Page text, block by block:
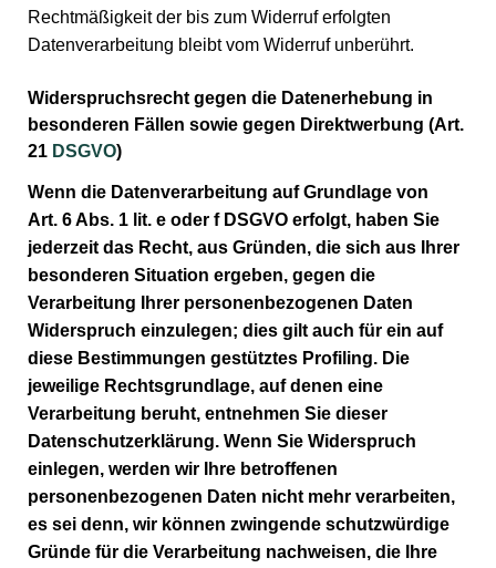
Rechtmäßigkeit der bis zum Widerruf erfolgten
Datenverarbeitung bleibt vom Widerruf unberührt.
Widerspruchsrecht gegen die Datenerhebung in
besonderen Fällen sowie gegen Direktwerbung (Art.
21 DSGVO)
Wenn die Datenverarbeitung auf Grundlage von
Art. 6 Abs. 1 lit. e oder f DSGVO erfolgt, haben Sie
jederzeit das Recht, aus Gründen, die sich aus Ihrer
besonderen Situation ergeben, gegen die
Verarbeitung Ihrer personenbezogenen Daten
Widerspruch einzulegen; dies gilt auch für ein auf
diese Bestimmungen gestütztes Profiling. Die
jeweilige Rechtsgrundlage, auf denen eine
Verarbeitung beruht, entnehmen Sie dieser
Datenschutzerklärung. Wenn Sie Widerspruch
einlegen, werden wir Ihre betroffenen
personenbezogenen Daten nicht mehr verarbeiten,
es sei denn, wir können zwingende schutzwürdige
Gründe für die Verarbeitung nachweisen, die Ihre